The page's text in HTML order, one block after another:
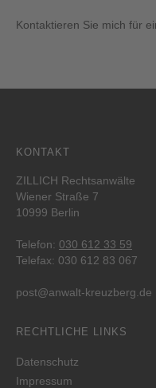
Kontaktieren Sie mich für
KONTAKT
ZILLICH Rechtsanwälte
Wiener Straße 7
10999 Berlin
Telefon: 030 612 33 59
Telefax: 030 612 83 067
post@anwalt-kreuzberg.de
RECHTLICHE LINKS
Datenschutz
Impressum